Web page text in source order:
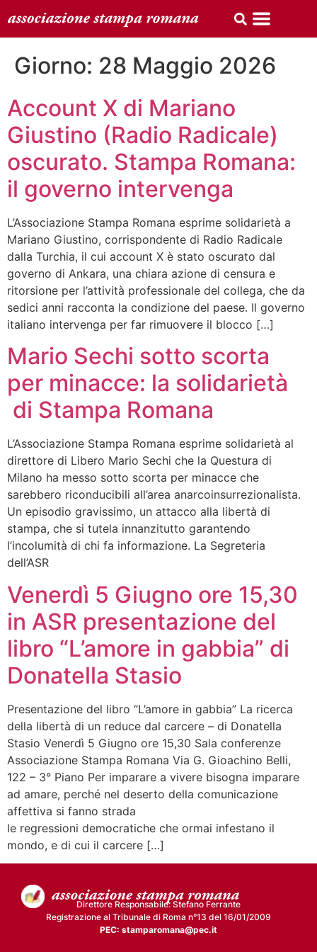
Giorno: 28 Maggio 2026
Account X di Mariano
Giustino (Radio Radicale)
oscurato. Stampa Romana:
il governo intervenga
L’Associazione Stampa Romana esprime solidarietà a
Mariano Giustino, corrispondente di Radio Radicale
dalla Turchia, il cui account X è stato oscurato dal
governo di Ankara, una chiara azione di censura e
ritorsione per l’attività professionale del collega, che da
sedici anni racconta la condizione del paese. Il governo
italiano intervenga per far rimuovere il blocco […]
Mario Sechi sotto scorta
per minacce: la solidarietà
di Stampa Romana
L’Associazione Stampa Romana esprime solidarietà al
direttore di Libero Mario Sechi che la Questura di
Milano ha messo sotto scorta per minacce che
sarebbero riconducibili all’area anarcoinsurrezionalista.
Un episodio gravissimo, un attacco alla libertà di
stampa, che si tutela innanzitutto garantendo
l’incolumità di chi fa informazione. La Segreteria
dell’ASR
Venerdì 5 Giugno ore 15,30
in ASR presentazione del
libro “L’amore in gabbia” di
Donatella Stasio
Presentazione del libro “L’amore in gabbia” La ricerca
della libertà di un reduce dal carcere – di Donatella
Stasio Venerdì 5 Giugno ore 15,30 Sala conferenze
Associazione Stampa Romana Via G. Gioachino Belli,
122 – 3° Piano Per imparare a vivere bisogna imparare
ad amare, perché nel deserto della comunicazione
affettiva si fanno strada
le regressioni democratiche che ormai infestano il
mondo, e di cui il carcere […]
Direttore Responsabile: Stefano Ferrante
Registrazione al Tribunale di Roma n°13 del 16/01/2009
PEC: stamparomana@pec.it